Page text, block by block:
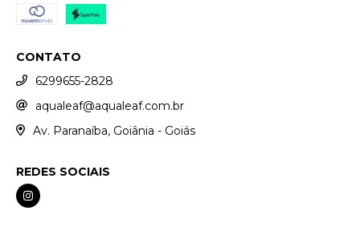
CONTATO
6299655-2828
aqualeaf@aqualeaf.com.br
Av. Paranaíba, Goiânia - Goiás
REDES SOCIAIS